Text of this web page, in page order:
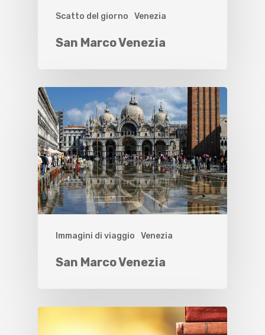
Scatto del giorno Venezia
San Marco Venezia
Immagini di viaggio Venezia
San Marco Venezia